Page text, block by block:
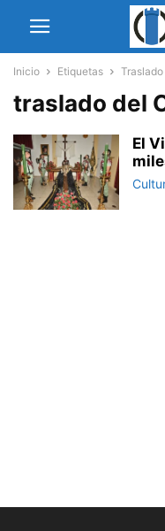
Inicio Etiquetas
traslado del
El